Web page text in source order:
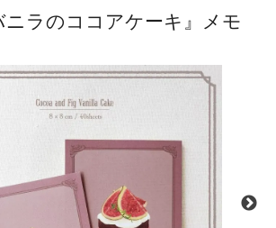
ニラのココアケーキ』メモ